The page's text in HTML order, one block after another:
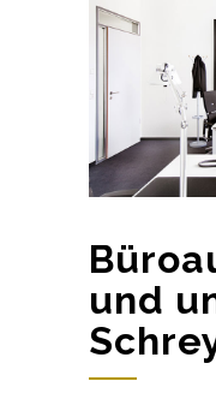
und